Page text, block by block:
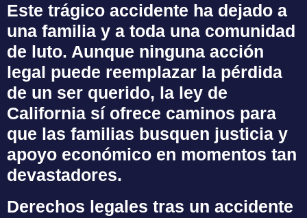
Este trágico accidente ha dejado a
una familia y a toda una comunidad
de luto. Aunque ninguna acción
legal puede reemplazar la pérdida
de un ser querido, la ley de
California sí ofrece caminos para
que las familias busquen justicia y
apoyo económico en momentos tan
devastadores.
Derechos legales tras un accidente